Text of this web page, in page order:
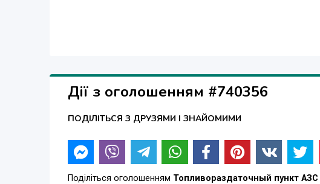
Дії з оголошенням #740356
ПОДІЛІТЬСЯ З ДРУЗЯМИ І ЗНАЙОМИМИ
Поділіться оголошенням Топливораздаточный пункт АЗС